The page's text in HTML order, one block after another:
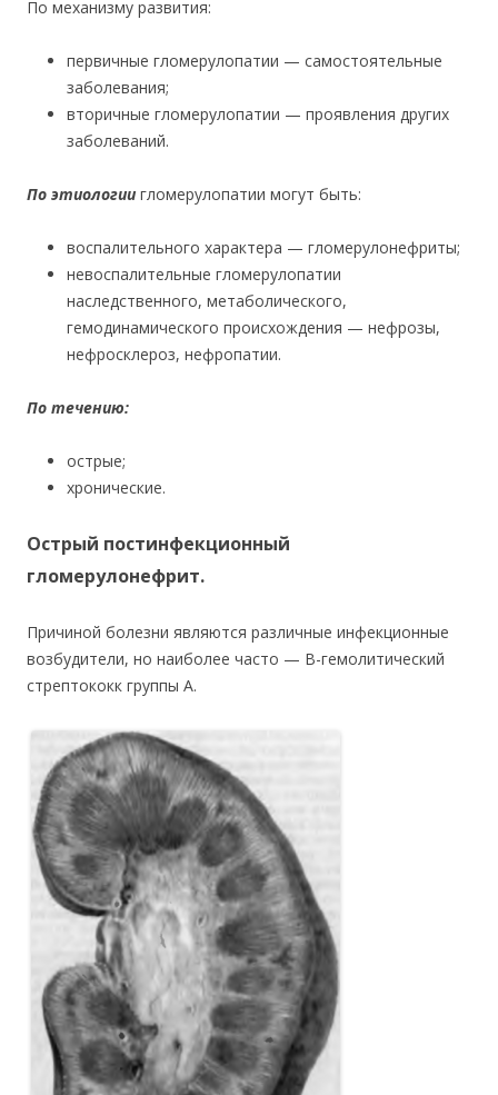
По механизму развития:
первичные гломерулопатии — самостоятельные
заболевания;
вторичные гломерулопатии — проявления других
заболеваний.
По этиологии гломерулопатии могут быть:
воспалительного характера — гломерулонефриты;
невоспалительные гломерулопатии
наследственного, метаболического,
гемодинамического происхождения — нефрозы,
нефросклероз, нефропатии.
По течению:
острые;
хронические.
Острый постинфекционный
гломерулонефрит.
Причиной болезни являются различные инфекционные
возбудители, но наиболее часто — В-гемолитический
стрептококк группы А.